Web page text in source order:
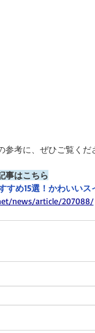
考に、ぜひご覧くだ
事はこちら
すめ15選！かわいい
news/article/207088/